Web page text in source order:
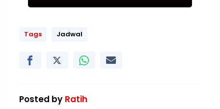
Tags Jadwal
Posted by Ratih